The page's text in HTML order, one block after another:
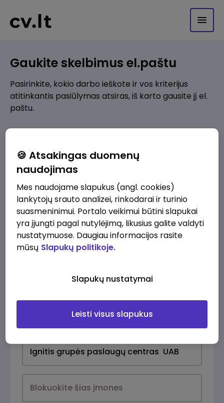
Gaukite skelbimus el.paštu
Pasirinkite, kokio darbo ieškote ir vos kriterijus
atitinkantis pasiūlymas atsiras, iš karto gausite jį el.
paštu.
Pridėti naują
Kokios srities darbo pasiūlymai jus domina?
Pridėti naują
🍪 Atsakingas duomenų
naudojimas
Mes naudojame slapukus (angl. cookies)
lankytojų srauto analizei, rinkodarai ir turinio
suasmeninimui. Portalo veikimui būtini slapukai
yra įjungti pagal nutylėjimą, likusius galite valdyti
nustatymuose. Daugiau informacijos rasite
mūsų Slapukų politikoje.
Slapukų nustatymai
Leisti visus slapukus